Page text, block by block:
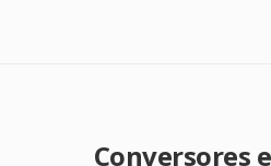
Conversores